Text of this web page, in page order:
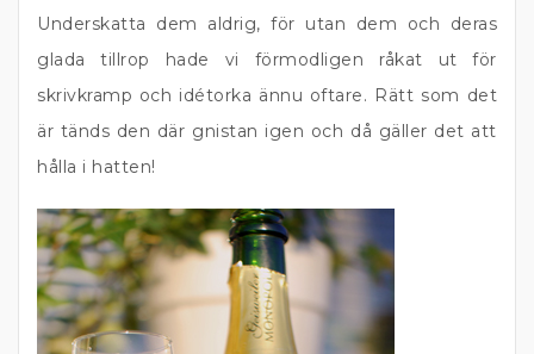
Underskatta dem aldrig, för utan dem och deras
glada tillrop hade vi förmodligen råkat ut för
skrivkramp och idétorka ännu oftare. Rätt som det
är tänds den där gnistan igen och då gäller det att
hålla i hatten!